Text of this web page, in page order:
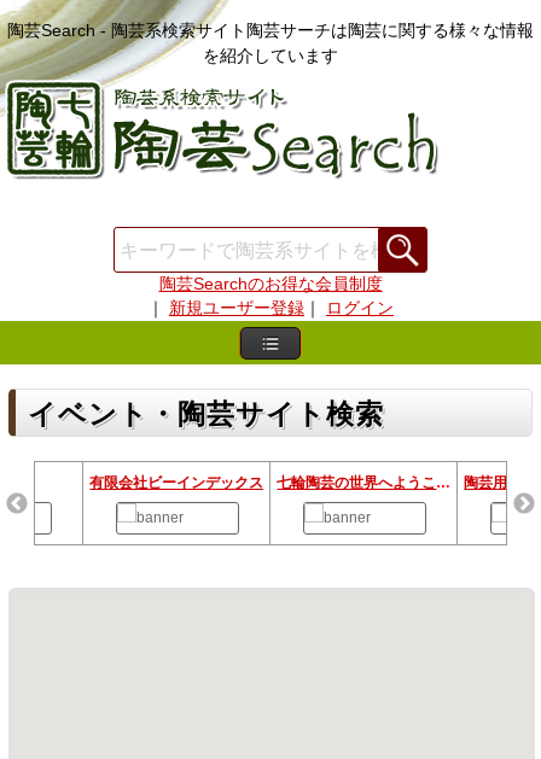
陶芸Search - 陶芸系検索サイト陶芸サーチは陶芸に関する様々な情報
を紹介しています
陶芸Searchのお得な会員制度
新規ユーザー登録 ログイン
イベント・陶芸サイト検索
有限会社ビーインデックス 七輪陶芸の世界へようこそ！ 陶芸用粘